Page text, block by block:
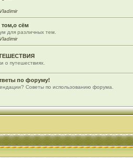
Vladimir
сём
для различных тем.
Vladimir
о путешествиях.
по форуму!
Советы по использованию форума.